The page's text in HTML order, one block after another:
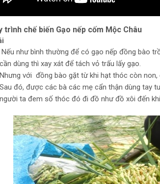
trình chế biến Gạo nếp cốm Mộc Châu
Nếu như bình thường để có gạo nếp đồng bào
cần dùng thì xay xát để tách vỏ trấu lấy gạo.
Nhưng với đồng bào gặt từ khi hạt thóc còn
Sau đó, được các bà các mẹ cẩn thận dùng tay
người ta đem số thóc đó đi đồ như đồ xôi đến